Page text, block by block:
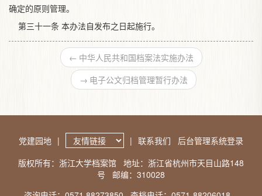
确定的原则管理。
第三十一条 本办法自发布之日起施行。
← 中华人民共和国档案法实施办法
→ 电子公文归档管理暂行办法
党建园地 | | 联系我们
后台管理系统登录
版权所有：浙江大学档案馆 地址：浙江省杭州市天目山路148
号
邮编：310028